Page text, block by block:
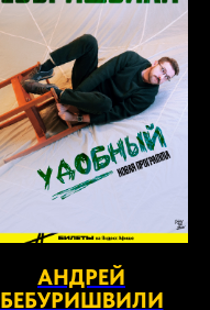
АНДРЕЙ
БЕБУРИШВИЛИ